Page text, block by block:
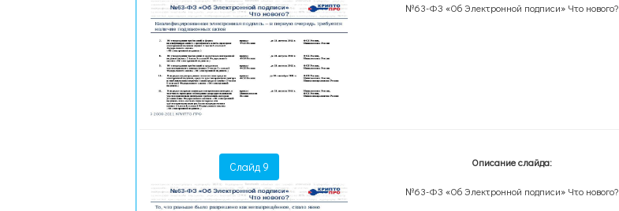
№63-ФЗ «Об Электронной подписи» Что нового?
Слайд 9 Описание слайда:
№63-ФЗ «Об Электронной подписи» Что нового?